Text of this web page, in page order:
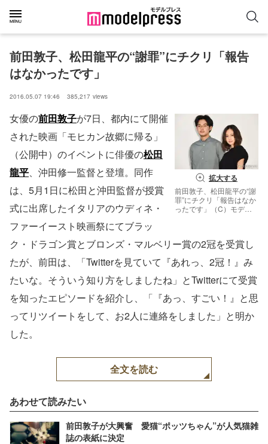
前田敦子、松田龍平の“謝罪”にチクリ「報告
はなかったです」
2016.05.07 19:46 385,217 views
拡大する
前田敦子、松田龍平の“謝
罪”にチクリ「報告はなか
ったです」（C）モデル
女優の前田敦子が7日、都内にて開催
された映画「モヒカン故郷に帰る」
（公開中）のイベントに俳優の松田
龍平、沖田修一監督と登壇。同作
は、5月1日に松田と沖田監督が授賞
式に出席したイタリアのウディネ・
ファーイースト映画祭にてブラッ
ク・ドラゴン賞とブロンズ・マルベリー賞の2冠を受賞し
たが、前田は、「Twitterを見ていて『あれっ、2冠！』み
たいな。そういう知り方をしましたね」とTwitterにて受賞
を知ったエピソードを紹介し、「『あっ、すごい！』と思
ってリツイートをして、お2人に連絡をしました」と明か
した。
全文を読む
あわせて読みたい
前田敦子が大興奮 愛猫“ポッツちゃん”が人気猫雑
誌の表紙に決定